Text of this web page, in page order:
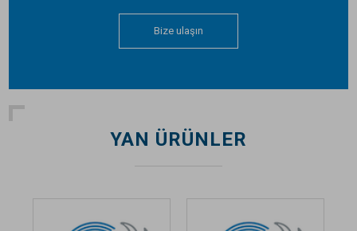
Bize ulaşın
YAN ÜRÜNLER